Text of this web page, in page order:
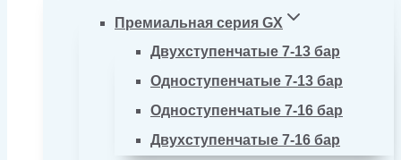
Премиальная серия GX
Двухступенчатые 7-13 бар
Одноступенчатые 7-13 бар
Одноступенчатые 7-16 бар
Двухступенчатые 7-16 бар